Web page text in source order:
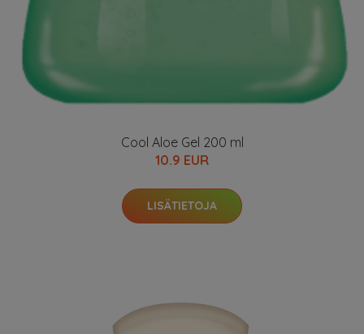
Cool Aloe Gel 200 ml
10.9 EUR
LISÄTIETOJA